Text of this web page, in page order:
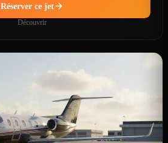
Réserver ce jet
Découvrir